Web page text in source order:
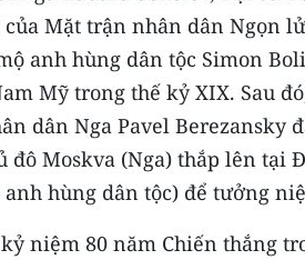
Mặt trận nhân dân Ngọn
anh hùng dân tộc Simon
Mỹ trong thế kỷ XIX. Sau
dân Nga Pavel Berezansky
đô Moskva (Nga) thắp lên tại
hùng dân tộc) để tưởng
niệm 80 năm Chiến thắng